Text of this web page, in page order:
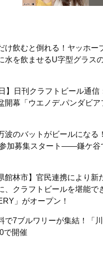
け飲むと倒れる！ヤッホ
水を飲ませるU字型グラス
】日刊クラフトビール通
開幕「ウエノデ.パンダビア
波のバットがビールになる
加募集スタート——鎌ケ谷
館林市】官民連携により
、クラフトビールを堪能で
」がオープン！
で7ブルワリーが集結！「
で開催